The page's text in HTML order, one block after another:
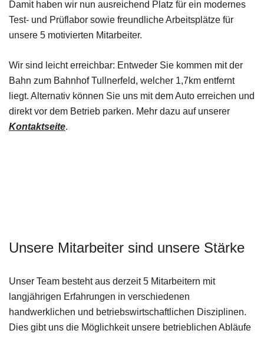
Damit haben wir nun ausreichend Platz für ein modernes
Test- und Prüflabor sowie freundliche Arbeitsplätze für
unsere 5 motivierten Mitarbeiter.
Wir sind leicht erreichbar: Entweder Sie kommen mit der
Bahn zum Bahnhof Tullnerfeld, welcher 1,7km entfernt
liegt. Alternativ können Sie uns mit dem Auto erreichen und
direkt vor dem Betrieb parken. Mehr dazu auf unserer
Kontaktseite.
Unsere Mitarbeiter sind unsere Stärke
Unser Team besteht aus derzeit 5 Mitarbeitern mit
langjährigen Erfahrungen in verschiedenen
handwerklichen und betriebswirtschaftlichen Disziplinen.
Dies gibt uns die Möglichkeit unsere betrieblichen Abläufe